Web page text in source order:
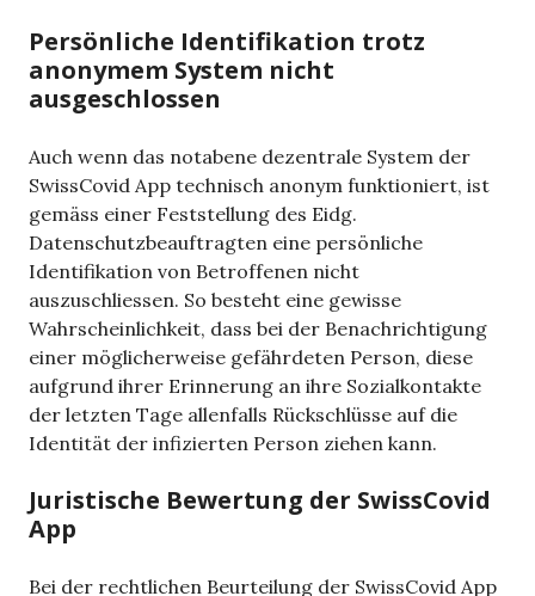
Persönliche Identifikation trotz
anonymem System nicht
ausgeschlossen
Auch wenn das notabene dezentrale System der
SwissCovid App technisch anonym funktioniert, ist
gemäss einer Feststellung des Eidg.
Datenschutzbeauftragten eine persönliche
Identifikation von Betroffenen nicht
auszuschliessen. So besteht eine gewisse
Wahrscheinlichkeit, dass bei der Benachrichtigung
einer möglicherweise gefährdeten Person, diese
aufgrund ihrer Erinnerung an ihre Sozialkontakte
der letzten Tage allenfalls Rückschlüsse auf die
Identität der infizierten Person ziehen kann.
Juristische Bewertung der SwissCovid
App
Bei der rechtlichen Beurteilung der SwissCovid App